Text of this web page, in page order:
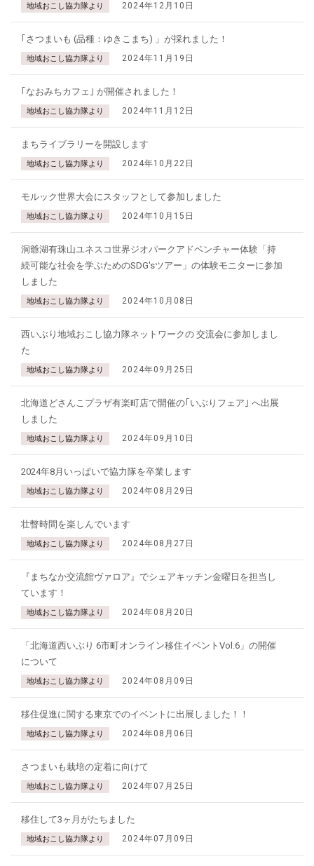
地域おこし協力隊より 2024年12月10日
｢さつまいも (品種：ゆきこまち) 」が採れました！
地域おこし協力隊より 2024年11月19日
｢なおみちカフェ｣ が開催されました！
地域おこし協力隊より 2024年11月12日
まちライブラリーを開設します
地域おこし協力隊より 2024年10月22日
モルック世界大会にスタッフとして参加しました
地域おこし協力隊より 2024年10月15日
洞爺湖有珠山ユネスコ世界ジオパークアドベンチャー体験「持
続可能な社会を学ぶためのSDG'sツアー」の体験モニターに参加
しました
地域おこし協力隊より 2024年10月08日
西いぶり地域おこし協力隊ネットワークの 交流会に参加しまし
た
地域おこし協力隊より 2024年09月25日
北海道どさんこプラザ有楽町店で開催の｢いぶりフェア｣ へ出展
しました
地域おこし協力隊より 2024年09月10日
2024年8月いっぱいで協力隊を卒業します
地域おこし協力隊より 2024年08月29日
壮瞥時間を楽しんでいます
地域おこし協力隊より 2024年08月27日
『まちなか交流館ヴァロア』でシェアキッチン金曜日を担当し
ています！
地域おこし協力隊より 2024年08月20日
「北海道西いぶり 6市町オンライン移住イベントVol.6」の開催
について
地域おこし協力隊より 2024年08月09日
移住促進に関する東京でのイベントに出展しました！！
地域おこし協力隊より 2024年08月06日
さつまいも栽培の定着に向けて
地域おこし協力隊より 2024年07月25日
移住して3ヶ月がたちました
地域おこし協力隊より 2024年07月09日